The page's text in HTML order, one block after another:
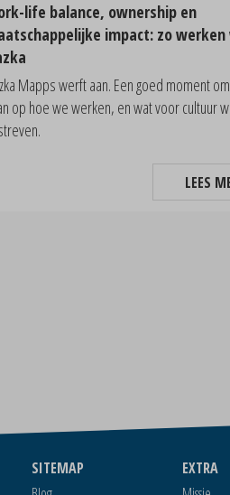
life balance, ownership en
impact: zo
Mapps werft aan. Een goed moment
op hoe we werken, en wat voor cultuur
LEES
SITEMAP
EXTRA